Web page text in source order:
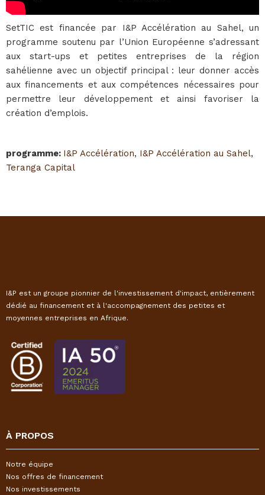
SetTIC est financée par I&P Accélération au Sahel, un
programme soutenu par l’Union Européenne s’adressant
aux start-ups et petites entreprises de la région
sahélienne avec un objectif principal : leur donner accès
aux financements et aux compétences nécessaires pour
permettre leur développement et ainsi favoriser la
création d’emplois.
programme: I&P Accélération, I&P Accélération au Sahel,
Teranga Capital
I&P est un groupe pionnier de l'investissement d'impact, entièrement
dédié au financement et à l'accompagnement des petites et
moyennes entreprises en Afrique.
À PROPOS
Notre équipe
Nos offres de financement
Nos investissements